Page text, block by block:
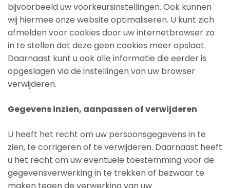
bijvoorbeeld uw voorkeursinstellingen. Ook kunnen
wij hiermee onze website optimaliseren. U kunt zich
afmelden voor cookies door uw internetbrowser zo
in te stellen dat deze geen cookies meer opslaat.
Daarnaast kunt u ook alle informatie die eerder is
opgeslagen via de instellingen van uw browser
verwijderen.
Gegevens inzien, aanpassen of verwijderen
U heeft het recht om uw persoonsgegevens in te
zien, te corrigeren of te verwijderen. Daarnaast heeft
u het recht om uw eventuele toestemming voor de
gegevensverwerking in te trekken of bezwaar te